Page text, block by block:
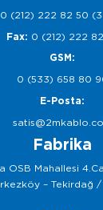
0 (212) 222 82 50
Fax: 0 (212) 222
GSM:
0 (533) 658 80
E-Posta:
Fabrika
OSB Mahallesi
– Tekirdağ /